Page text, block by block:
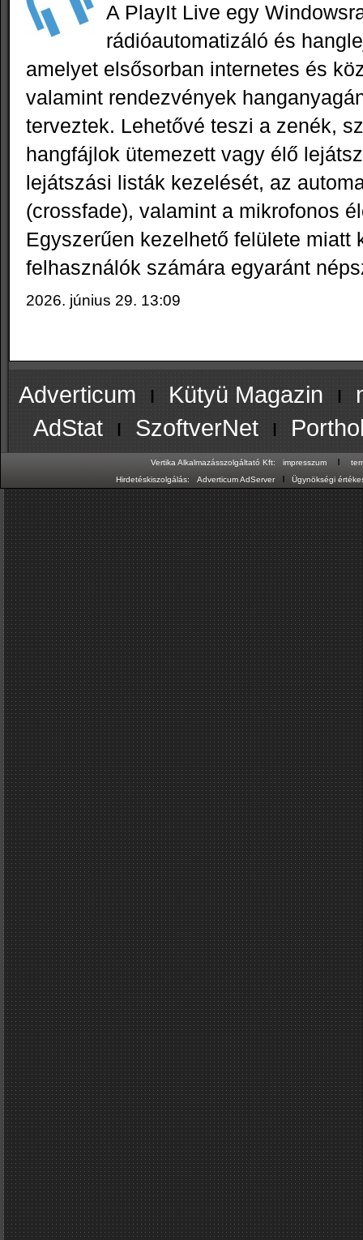
A PlayIt Live egy
rádióautomatizáló és
amelyet elsősorban internetes és
valamint rendezvények
terveztek. Lehetővé teszi a zenék,
hangfájlok ütemezett vagy élő
lejátszási listák kezelését, az
(crossfade), valamint a mikrofonos
Egyszerűen kezelhető felülete miatt
felhasználók számára egyaránt
2026. június 29. 13:09
Adverticum ı Kütyü Magazinı
AdStat ıSzoftverNetı
Vertika Alkalmazásszolgáltató Kft: impresszum ı
Hirdetéskiszolgálás:
Adverticum AdServer ıÜgynökségi